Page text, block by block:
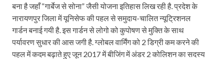
बना है जहाँ “गार्बेज से सोना” जैसी योजना इतिहास लिख रही है. प्रदेश के
नारायणपुर जिला में यूनिसेफ की पहल से समुदाय-चालित न्यूट्रिशनल
गार्डन बनाई गयी है. इस गार्डन से लोगो को कुपोषण से मुक्ति के साथ
पर्यावरण सुधार की आस जगी है. ग्लोबल वार्मिंग को 2 डिग्री कम करने की
पहल में कदम बढ़ाते हुए जून 2017 में बीजिंग में अंडर 2 कोलिशन का सदस्य